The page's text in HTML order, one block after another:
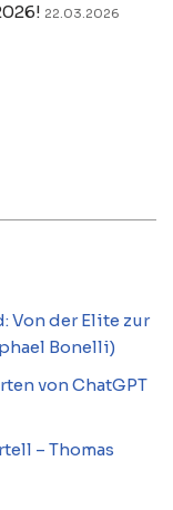
22.03.2026
Von der Elite zur
Bonelli)
von ChatGPT
– Thomas